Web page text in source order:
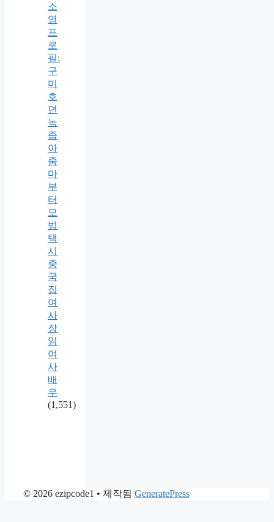
소
영
프
로
필:
구
미
호
뎐
녹
즙
아
줌
마
부
터
모
범
택
시
중
국
집
여
사
장
임
여
사
배
우
(1,551)
© 2026 ezipcode1 • 제작됨 GeneratePress